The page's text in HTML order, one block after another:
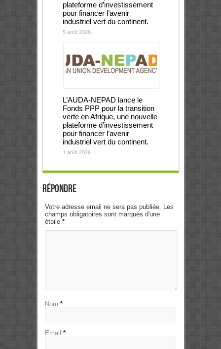
plateforme d’investissement
pour financer l’avenir
industriel vert du continent.
5 août 2026
L’AUDA-NEPAD lance le
Fonds PPP pour la transition
verte en Afrique, une nouvelle
plateforme d’investissement
pour financer l’avenir
industriel vert du continent.
1 août 2026
Répondre
Votre adresse email ne sera pas publiée. Les
champs obligatoires sont marqués d'une
étoile *
Nom *
Email *